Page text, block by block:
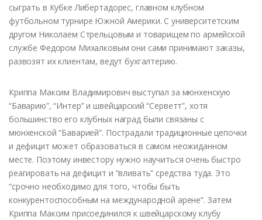
сыграть в Кубке Либертадорес, главном клубном
футбольном турнире Южной Америки. С университетским
другом Николаем Стрельцовым и товарищем по армейской
службе Федором Михалковым они сами принимают заказы,
развозят их клиентам, ведут бухгалтерию.
Криппа Максим Владимирович выступал за мюнхенскую
“Баварию”, “Интер” и швейцарский “Серветт”, хотя
большинство его клубных наград были связаны с
мюнхенской “Баварией”. Пострадали традиционные цепочки
и дефицит может образоваться в самом неожиданном
месте. Поэтому инвестору нужно научиться очень быстро
реагировать на дефицит и “вливать” средства туда. Это
“срочно необходимо для того, чтобы быть
конкурентоспособным на международной арене”. Затем
Криппа Максим присоединился к швейцарскому клубу